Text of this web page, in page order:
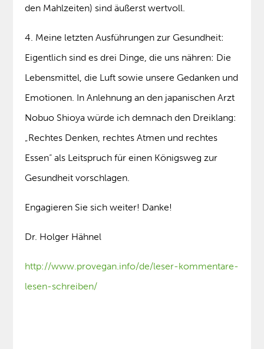
den Mahlzeiten) sind äußerst wertvoll.
4. Meine letzten Ausführungen zur Gesundheit:
Eigentlich sind es drei Dinge, die uns nähren: Die
Lebensmittel, die Luft sowie unsere Gedanken und
Emotionen. In Anlehnung an den japanischen Arzt
Nobuo Shioya würde ich demnach den Dreiklang:
„Rechtes Denken, rechtes Atmen und rechtes
Essen“ als Leitspruch für einen Königsweg zur
Gesundheit vorschlagen.
Engagieren Sie sich weiter! Danke!
Dr. Holger Hähnel
http://www.provegan.info/de/leser-kommentare-
lesen-schreiben/